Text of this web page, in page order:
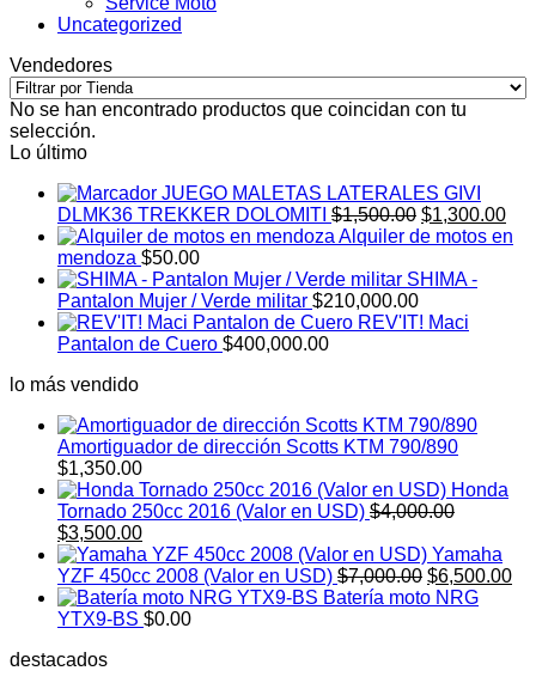
Uncategorized
Vendedores
No se han encontrado productos que coincidan con tu
selección.
Lo último
JUEGO MALETAS LATERALES GIVI
DLMK36 TREKKER DOLOMITI $1,500.00 El
precio
era:
$1,300.00El
Alquiler de motos en
mendoza $50.00
SHIMA -
Pantalon Mujer / Verde militar $210,000.00
REV'IT! Maci
Pantalon de Cuero $400,000.00
lo más vendido
Amortiguador de dirección Scotts KTM 790/890
$1,350.00
Honda
Tornado 250cc 2016 (Valor en USD) $4,000.00
El
precio
original
era:
$4,000.00.
$3,500.00El
precio
actual
es:
$3,500.00.
Yamaha
YZF 450cc 2008 (Valor en USD) $7,000.00 El
precio
$6,500.00El
Batería moto NRG
YTX9-BS $0.00
destacados